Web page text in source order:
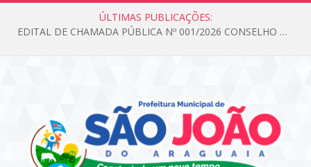
ÚLTIMAS PUBLICAÇÕES:
EDITAL DE CHAMADA PÚBLICA Nº 001/2026 CONSELHO DOS DIREITOS DA CRIANÇA E DO ADOLESCENTE